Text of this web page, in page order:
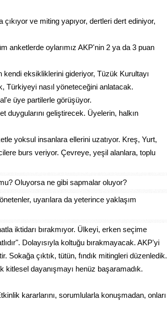
ve miting yapıyor, dertleri dert ediniyor,
anketlerde oylarımız AKP'nin 2 ya da 3 puan
eksikliklerini gideriyor, Tüzük Kurultayı
Türkiyeyi nasıl yöneteceğini anlatacak.
üye partilerle görüşüyor.
duygularını geliştirecek. Üyelerin, halkın
yoksul insanlara ellerini uzatıyor. Kreş, Yurt,
burs veriyor. Çevreye, yeşil alanlara, toplu
Oluyorsa ne gibi sapmalar oluyor?
uyarılara da yeterince yaklaşım
iktidarı bırakmıyor. Ülkeyi, erken seçime
Dolayısıyla koltuğu bırakmayacak. AKP'yi
çıktık, tütün, fındık mitingleri düzenledik.
kitlesel dayanışmayı henüz başaramadık.
kararlarını, sorumlularla konuşmadan, onları